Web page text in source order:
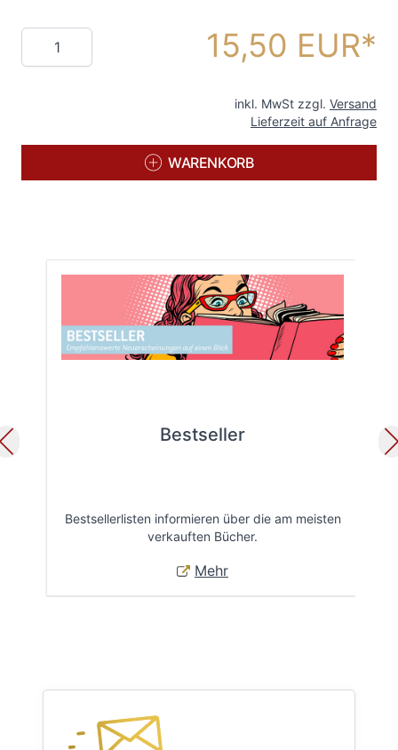
Menge 15,50 EUR
inkl. MwSt zzgl. Versand
Lieferzeit auf Anfrage
WARENKORB
Bestseller
Bestsellerlisten informieren über die am meisten
verkauften Bücher.
Mehr